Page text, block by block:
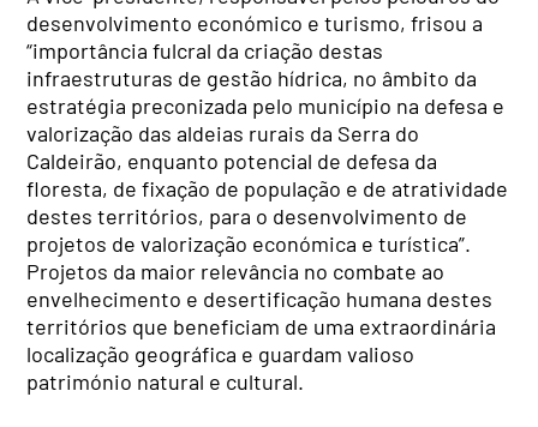
desenvolvimento económico e turismo, frisou a
“importância fulcral da criação destas
infraestruturas de gestão hídrica, no âmbito da
estratégia preconizada pelo município na defesa e
valorização das aldeias rurais da Serra do
Caldeirão, enquanto potencial de defesa da
floresta, de fixação de população e de atratividade
destes territórios, para o desenvolvimento de
projetos de valorização económica e turística”.
Projetos da maior relevância no combate ao
envelhecimento e desertificação humana destes
territórios que beneficiam de uma extraordinária
localização geográfica e guardam valioso
património natural e cultural.